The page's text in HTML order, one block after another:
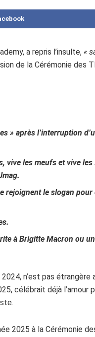
a repris l’insulte, «
de la Cérémonie des
» après l’interruption
vive les meufs et vive les
rejoignent le slogan pour
à Brigitte Macron ou
n’est pas étrangère
célébrait déjà l’amour
2025 à la Cérémonie